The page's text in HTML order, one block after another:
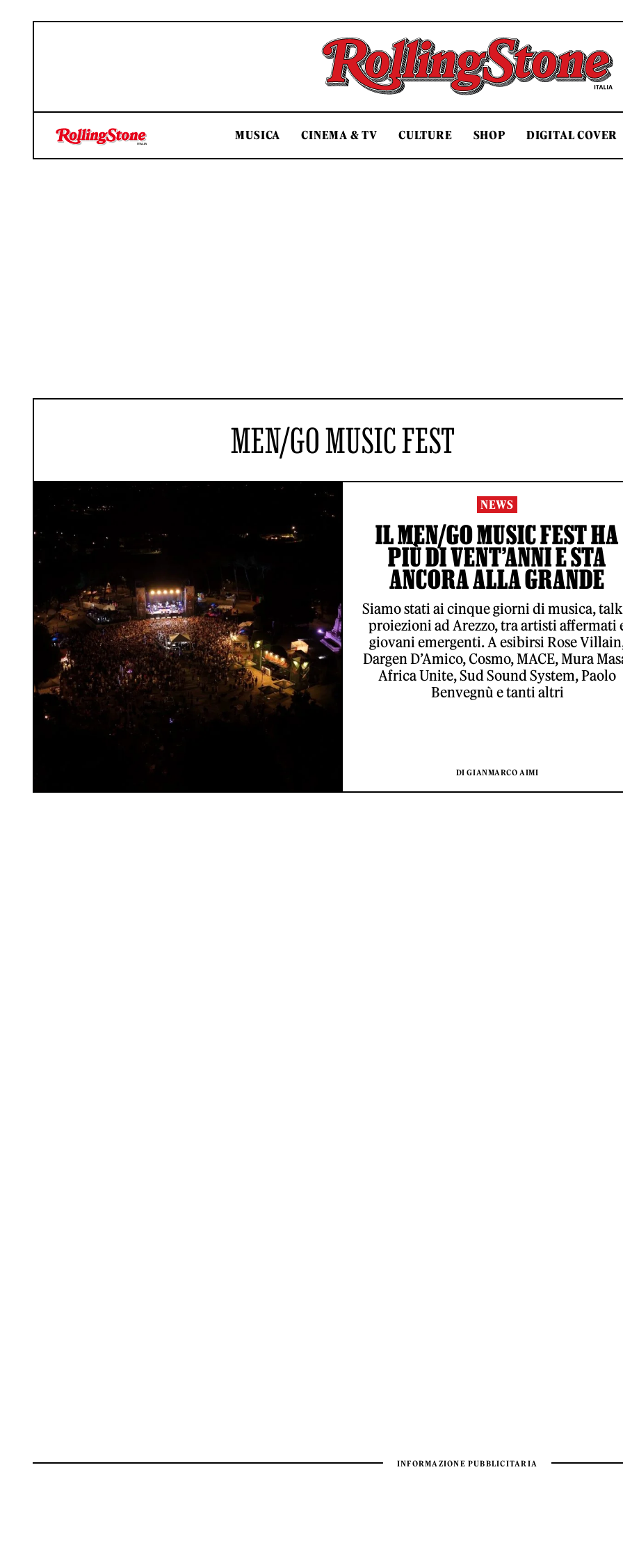
Rolling Stone Italia
MUSICA CINEMA & TV CULTURE SHOP DIGITAL COVER
MEN/GO MUSIC FEST
NEWS
IL MEN/GO MUSIC FEST HA
PIÙ DI VENT’ANNI E STA
ANCORA ALLA GRANDE
Siamo stati ai cinque giorni di musica,
proiezioni ad Arezzo, tra artisti affermati
giovani emergenti. A esibirsi Rose
Dargen D’Amico, Cosmo, MACE, Mura
Africa Unite, Sud Sound System, Paolo
Benvegnù e tanti altri
DI GIANMARCO AIMI